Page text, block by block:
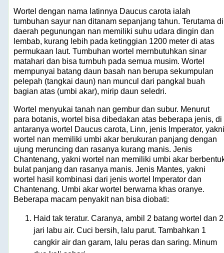
Wortel dengan nama latinnya Daucus carota ialah
tumbuhan sayur nan ditanam sepanjang tahun. Terutama di
daerah pegunungan nan memiliki suhu udara dingin dan
lembab, kurang lebih pada ketinggian 1200 meter di atas
permukaan laut. Tumbuhan wortel mernbutuhkan sinar
matahari dan bisa turnbuh pada semua musim. Wortel
mempunyai batang daun basah nan berupa sekumpulan
pelepah (tangkai daun) nan muncul dari pangkal buah
bagian atas (umbi akar), mirip daun seledri.
Wortel menyukai tanah nan gembur dan subur. Menurut
para botanis, wortel bisa dibedakan atas beberapa jenis, di
antaranya wortel Daucus carota, Linn, jenis Imperator, yakni
wortel nan memiliki umbi akar berukuran panjang dengan
ujung meruncing dan rasanya kurang manis. Jenis
Chantenang, yakni wortel nan memiliki umbi akar
bulat panjang dan rasanya manis. Jenis Mantes, yakni
wortel hasil kombinasi dari jenis wortel Imperator dan
Chantenang. Umbi akar wortel berwarna khas oranye.
Beberapa macam penyakit nan bisa diobati:
Haid tak teratur. Caranya, ambil 2 batang wortel dan 2
jari labu air. Cuci bersih, lalu parut. Tambahkan 1
cangkir air dan garam, lalu peras dan saring. Minum